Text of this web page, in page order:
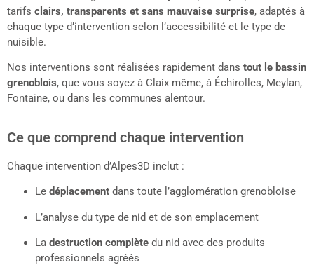
tarifs clairs, transparents et sans mauvaise surprise, adaptés à
chaque type d’intervention selon l’accessibilité et le type de
nuisible.
Nos interventions sont réalisées rapidement dans tout le bassin
grenoblois, que vous soyez à Claix même, à Échirolles, Meylan,
Fontaine, ou dans les communes alentour.
Ce que comprend chaque intervention
Chaque intervention d’Alpes3D inclut :
Le déplacement dans toute l’agglomération grenobloise
L’analyse du type de nid et de son emplacement
La destruction complète du nid avec des produits
professionnels agréés